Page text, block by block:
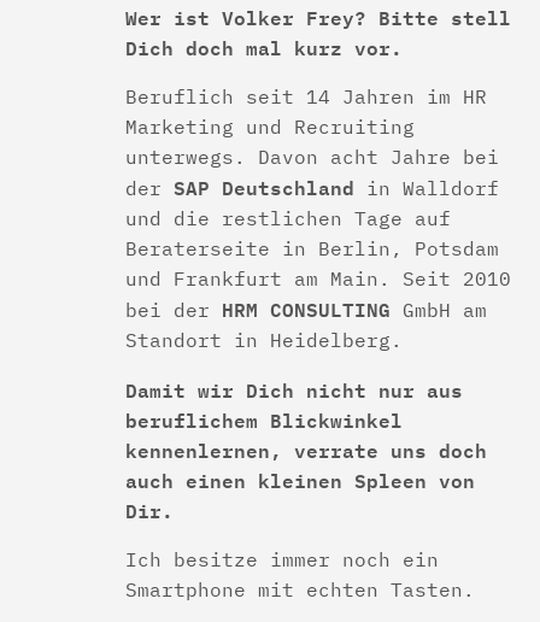
Wer ist Volker Frey? Bitte stell
Dich doch mal kurz vor.
Beruflich seit 14 Jahren im HR
Marketing und Recruiting
unterwegs. Davon acht Jahre bei
der SAP Deutschland in Walldorf
und die restlichen Tage auf
Beraterseite in Berlin, Potsdam
und Frankfurt am Main. Seit 2010
bei der HRM CONSULTING GmbH am
Standort in Heidelberg.
Damit wir Dich nicht nur aus
beruflichem Blickwinkel
kennenlernen, verrate uns doch
auch einen kleinen Spleen von
Dir.
Ich besitze immer noch ein
Smartphone mit echten Tasten.